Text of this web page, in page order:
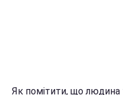
Як помітити, що людина